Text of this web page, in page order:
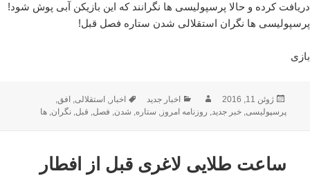
دریافت کرده و حالا پرسپولیسی ها نگرانند که این بازیکن آبی پوش شود!
پرسپولیسی ها نگران استقلالی شدن ستاره فصل قبل!
بازی
ارسال
شده
ژوئن 11, 2016 نویسندهدسته‌ها
اخبار جدید برچسب‌ها
اخبار, استقلالی, افق,
پرسپولیسی,خبر جدید, روزنامه امروز, ستاره, شدن, فصل, قبل,نگران,ها
ساعت طلایی لاغری قبل از افطار